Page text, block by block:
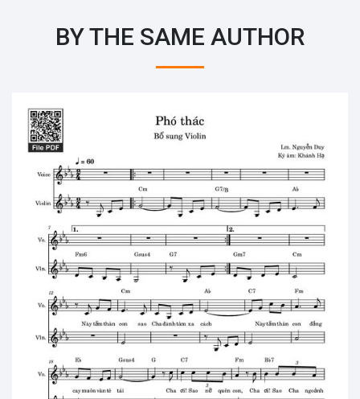
BY THE SAME AUTHOR